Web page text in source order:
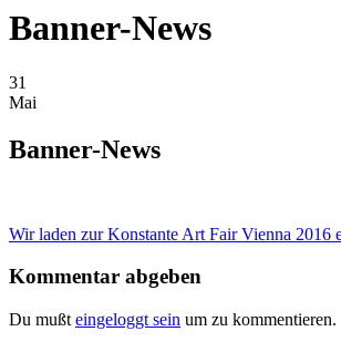
Banner-News
31
Mai
Banner-News
Wir laden zur Konstante Art Fair Vienna 2016
Kommentar abgeben
Du mußt eingeloggt sein um zu kommentieren.